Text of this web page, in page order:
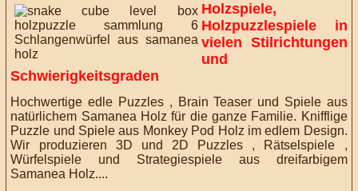
Holzspiele,
Holzpuzzlespiele in
vielen Stilrichtungen
und
Schwierigkeitsgraden
Hochwertige edle Puzzles , Brain Teaser und Spiele aus
natürlichem Samanea Holz für die ganze Familie. Knifflige
Puzzle und Spiele aus Monkey Pod Holz im edlem Design.
Wir produzieren 3D und 2D Puzzles , Rätselspiele ,
Würfelspiele und Strategiespiele aus dreifarbigem
Samanea Holz....